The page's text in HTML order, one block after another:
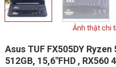
Ảnh thật chi
Asus TUF FX505DY Ryzen
512GB, 15,6"FHD , RX560